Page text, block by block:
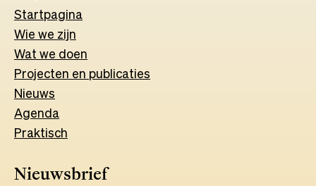
Startpagina
Wie we zijn
Wat we doen
Projecten en publicaties
Nieuws
Agenda
Praktisch
Nieuwsbrief